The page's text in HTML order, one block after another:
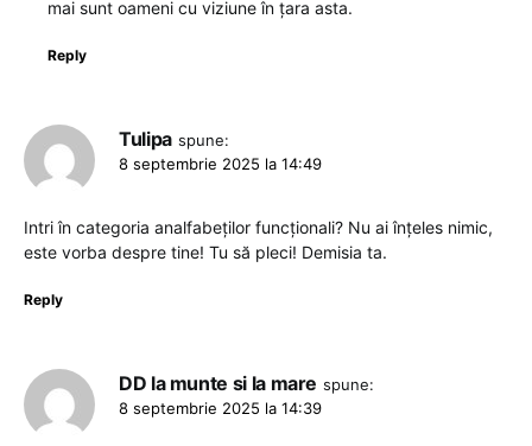
mai sunt oameni cu viziune în țara asta.
Reply
Tulipa spune:
8 septembrie 2025 la 14:49
Intri în categoria analfabeților funcționali? Nu ai înțeles nimic,
este vorba despre tine! Tu să pleci! Demisia ta.
Reply
DD la munte si la mare spune:
8 septembrie 2025 la 14:39